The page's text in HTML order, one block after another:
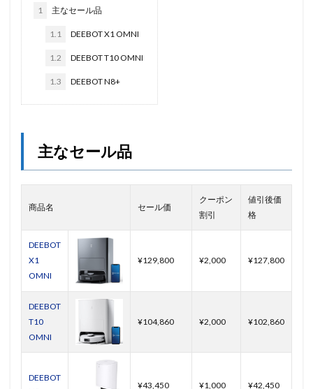
1 主なセール品
1.1 DEEBOT X1 OMNI
1.2 DEEBOT T10 OMNI
1.3 DEEBOT N8+
主なセール品
商品名 セール価
クーポン
割引
値引後価
格
DEEBOT
X1
OMNI
¥129,800 ¥2,000 ¥127,800
DEEBOT
T10
OMNI
¥104,860 ¥2,000 ¥102,860
DEEBOT
¥43,450 ¥1,000 ¥42,450